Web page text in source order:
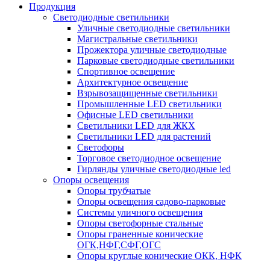
Продукция
Светодиодные светильники
Уличные светодиодные светильники
Магистральные светильники
Прожектора уличные светодиодные
Парковые светодиодные светильники
Спортивное освещение
Архитектурное освещение
Взрывозащищенные светильники
Промышленные LED светильники
Офисные LED светильники
Cветильники LED для ЖКХ
Светильники LED для растений
Светофоры
Торговое светодиодное освещение
Гирлянды уличные светодиодные led
Опоры освещения
Опоры трубчатые
Опоры освещения садово-парковые
Системы уличного освещения
Опоры светофорные стальные
Опоры граненные конические
ОГК,НФГ,СФГ,ОГС
Опоры круглые конические ОКК, НФК